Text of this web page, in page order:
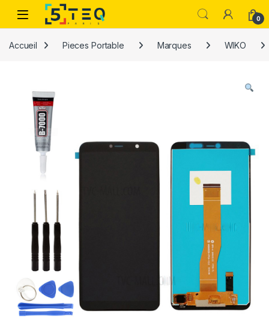
Passer à la navigation
Aller au contenu
0
Accueil Pieces Portable Marques WIKO